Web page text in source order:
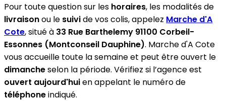
Pour toute question sur les horaires, les modalités de
livraisonou le suivide vos colis, appelez Marche d'A
Cote, situé à 33 Rue Barthelemy 91100 Corbeil-
Essonnes (Montconseil Dauphine). Marche d'A Cote
vous accueille toute la semaine et peut être ouvert le
dimancheselon la période. Vérifiez si l’agence est
ouvert aujourd'huien appelant le numéro de
téléphoneindiqué.